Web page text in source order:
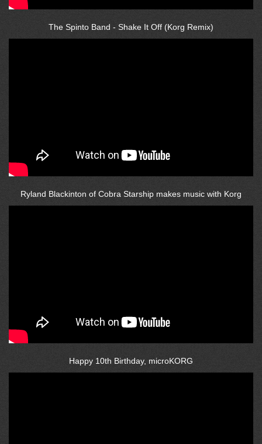
The Spinto Band - Shake It Off (Korg Remix)
Ryland Blackinton of Cobra Starship makes music with Korg
Happy 10th Birthday, microKORG